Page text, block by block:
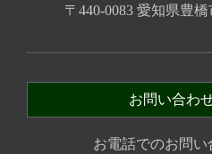
〒440-0083 愛知県豊
お問い合わ
お電話でのお問い